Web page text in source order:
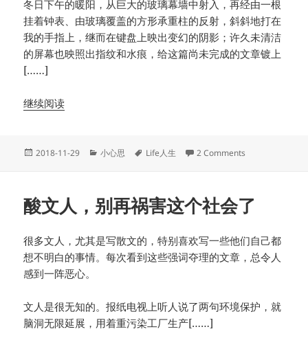
冬日下午的暖阳，从巨大的玻璃幕墙中射入，再经由一根
挂着钟表、由玻璃覆盖的方形承重柱的反射，斜斜地打在
我的手指上，继而在键盘上映出变幻的阴影；许久未清洁
的屏幕也映照出指纹和水痕，给这篇尚未完成的文章镀上
[……]
继续阅读
Posted
2018-11-29 Categories
小心思 Tags
Life人生 2 Comments
酸文人，别再祸害这个社会了
很多文人，尤其是写散文的，特别喜欢写一些他们自己都
想不明白的事情。每次看到这些强词夺理的文章，总令人
感到一阵恶心。
文人是很无知的。报纸电视上听人说了两句环境保护，就
脑洞无限延展，用着重污染工厂生产[……]